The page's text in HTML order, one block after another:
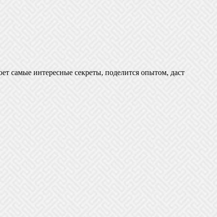
самые интересные секреты, поделится опытом, даст